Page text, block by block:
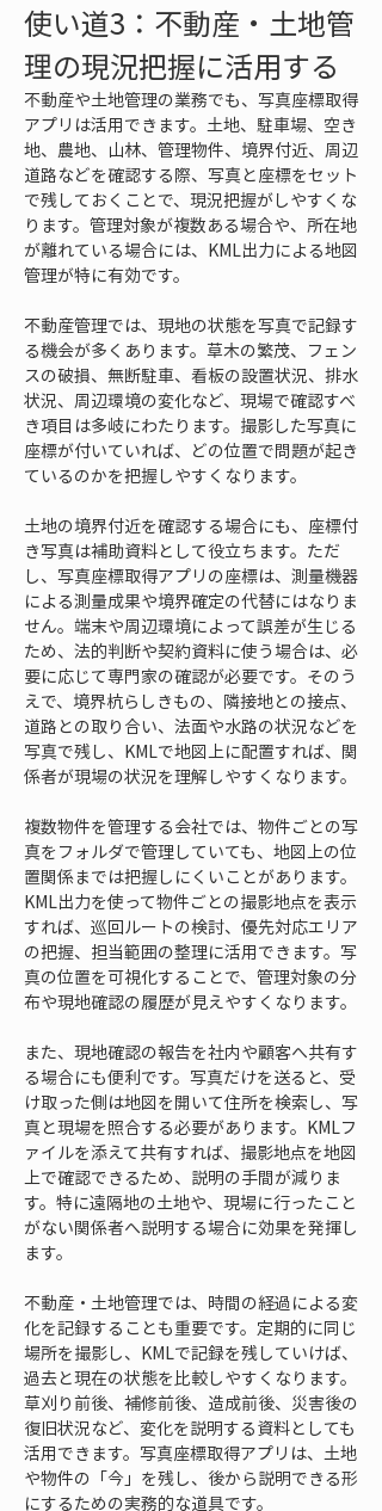
使い道3：不動産・土地管
理の現況把握に活用する
不動産や土地管理の業務でも、写真座標取得
アプリは活用できます。土地、駐車場、空き
地、農地、山林、管理物件、境界付近、周辺
道路などを確認する際、写真と座標をセット
で残しておくことで、現況把握がしやすくな
ります。管理対象が複数ある場合や、所在地
が離れている場合には、KML出力による地図
管理が特に有効です。
不動産管理では、現地の状態を写真で記録す
る機会が多くあります。草木の繁茂、フェン
スの破損、無断駐車、看板の設置状況、排水
状況、周辺環境の変化など、現場で確認すべ
き項目は多岐にわたります。撮影した写真に
座標が付いていれば、どの位置で問題が起き
ているのかを把握しやすくなります。
土地の境界付近を確認する場合にも、座標付
き写真は補助資料として役立ちます。ただ
し、写真座標取得アプリの座標は、測量機器
による測量成果や境界確定の代替にはなりま
せん。端末や周辺環境によって誤差が生じる
ため、法的判断や契約資料に使う場合は、必
要に応じて専門家の確認が必要です。そのう
えで、境界杭らしきもの、隣接地との接点、
道路との取り合い、法面や水路の状況などを
写真で残し、KMLで地図上に配置すれば、関
係者が現場の状況を理解しやすくなります。
複数物件を管理する会社では、物件ごとの写
真をフォルダで管理していても、地図上の位
置関係までは把握しにくいことがあります。
KML出力を使って物件ごとの撮影地点を表示
すれば、巡回ルートの検討、優先対応エリア
の把握、担当範囲の整理に活用できます。写
真の位置を可視化することで、管理対象の分
布や現地確認の履歴が見えやすくなります。
また、現地確認の報告を社内や顧客へ共有す
る場合にも便利です。写真だけを送ると、受
け取った側は地図を開いて住所を検索し、写
真と現場を照合する必要があります。KMLフ
ァイルを添えて共有すれば、撮影地点を地図
上で確認できるため、説明の手間が減りま
す。特に遠隔地の土地や、現場に行ったこと
がない関係者へ説明する場合に効果を発揮し
ます。
不動産・土地管理では、時間の経過による変
化を記録することも重要です。定期的に同じ
場所を撮影し、KMLで記録を残していけば、
過去と現在の状態を比較しやすくなります。
草刈り前後、補修前後、造成前後、災害後の
復旧状況など、変化を説明する資料としても
活用できます。写真座標取得アプリは、土地
や物件の「今」を残し、後から説明できる形
にするための実務的な道具です。